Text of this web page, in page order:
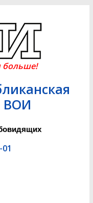
больше!
ВОИ